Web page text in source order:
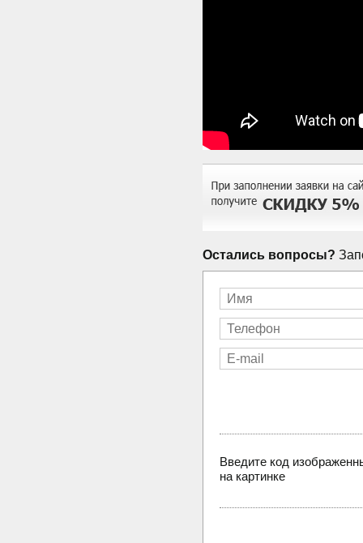
Остались вопросы?
Введите код
на картинке